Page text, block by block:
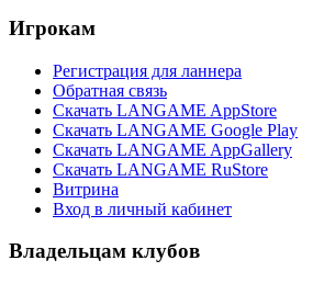
Игрокам
Регистрация для ланнера
Обратная связь
Скачать LANGAME AppStore
Скачать LANGAME Google Play
Скачать LANGAME AppGallery
Скачать LANGAME RuStore
Витрина
Вход в личный кабинет
Владельцам клубов